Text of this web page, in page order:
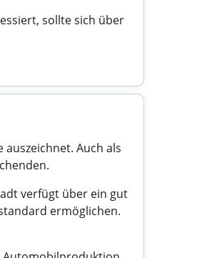
sollte sich über
Auch als
verfügt über ein gut
ermöglichen.